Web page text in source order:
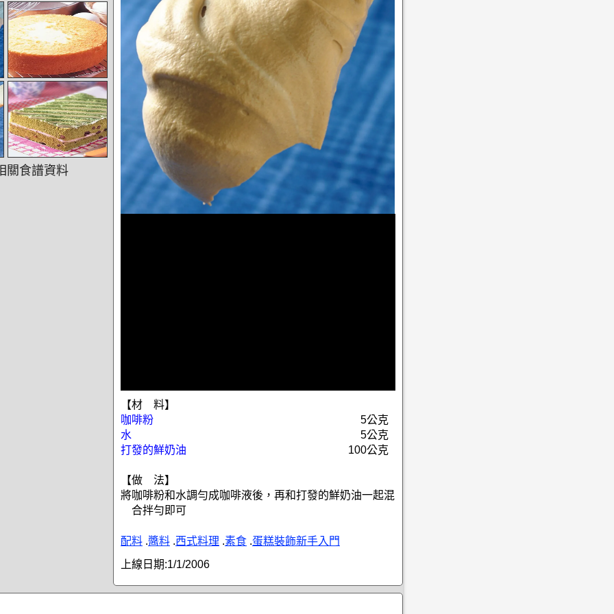
【材 料】
咖啡粉
5公克
水
5公克
打發的鮮奶油
100公克
【做 法】
將咖啡粉和水調勻成咖啡液後，再和打發的鮮奶油一起混
合拌勻即可
配料 .醬料 .西式料理 .素食 .蛋糕裝飾新手入門
上線日期:1/1/2006
關食譜資料